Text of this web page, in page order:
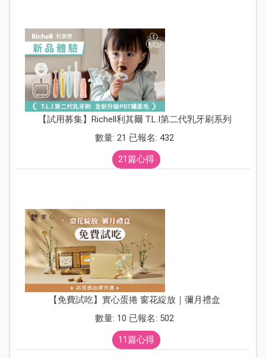
【試用募集】Richell利其爾 T.L.I第二代乳牙刷系列
數量: 21 已報名: 432
21篇心得
【免費試吃】實心蛋捲 窗花綻放｜彌月禮盒
數量: 10 已報名: 502
11篇心得